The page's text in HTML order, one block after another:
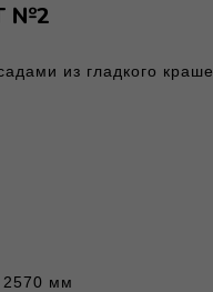
№2
из гладкого
мм